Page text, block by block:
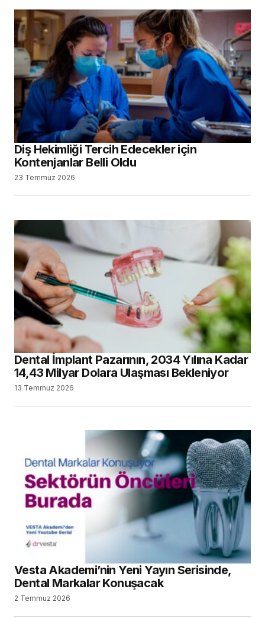
Dental İmplant Pazarının, 2034 Yılına Kadar
14,43 Milyar Dolara Ulaşması Bekleniyor
Vesta Akademi’nin Yeni Yayın Serisinde,
Dental Markalar Konuşacak
Mitsui Chemicals, Ultradent Products Inc.’ı
Satın Alacağını Açıkladı